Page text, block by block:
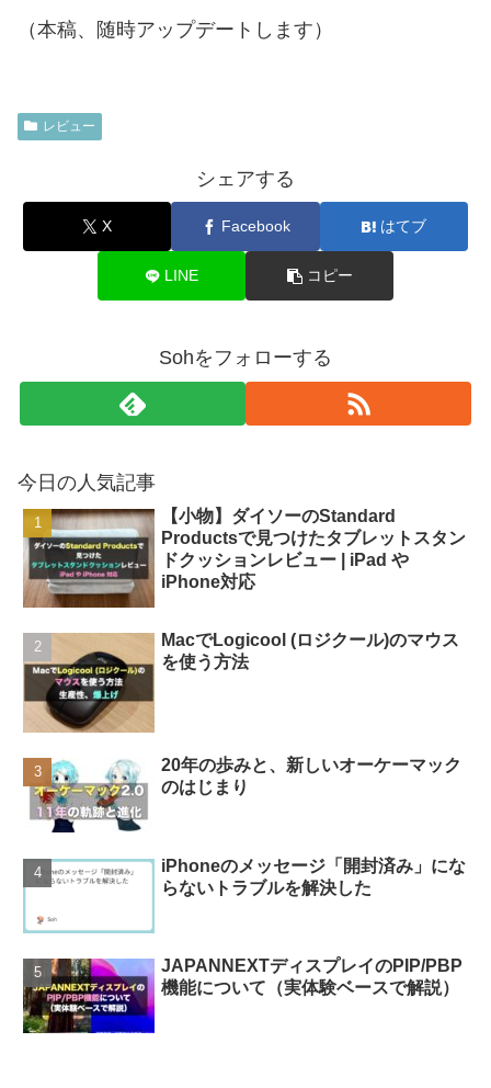
（本稿、随時アップデートします）
レビュー
シェアする
X Facebook はてブ
LINE コピー
Sohをフォローする
今日の人気記事
【小物】ダイソーのStandard
Productsで見つけたタブレットスタン
ドクッションレビュー | iPad や
iPhone対応
MacでLogicool (ロジクール)のマウス
を使う方法
20年の歩みと、新しいオーケーマック
のはじまり
iPhoneのメッセージ「開封済み」にな
らないトラブルを解決した
JAPANNEXTディスプレイのPIP/PBP
機能について（実体験ベースで解説）